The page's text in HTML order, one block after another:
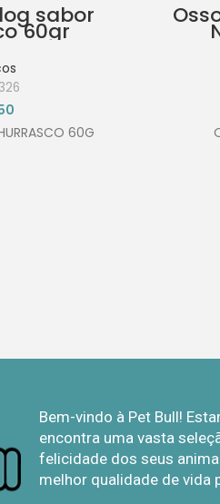
sabor
60gr
60G
Bem-vindo à Pet Bull!
encontra uma vasta
felicidade dos seus
melhor qualidade de vida